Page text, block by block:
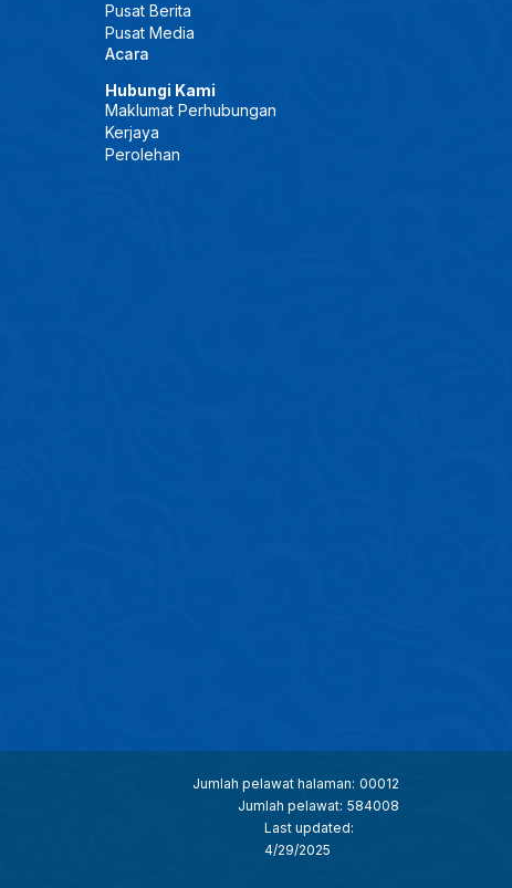
Pusat Berita
Pusat Media
Acara
Hubungi Kami
Maklumat Perhubungan
Kerjaya
Perolehan
Jumlah pelawat halaman: 00012
Jumlah pelawat: 584008
Last updated:
4/29/2025